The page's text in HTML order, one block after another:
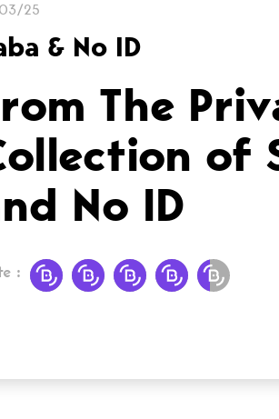
25
& No ID
The
of
No ID
: